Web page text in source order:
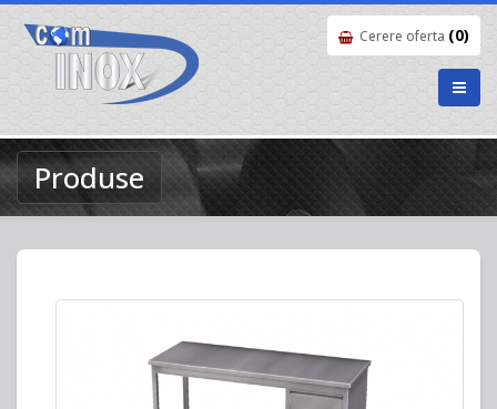
Cerere oferta (0)
Produse